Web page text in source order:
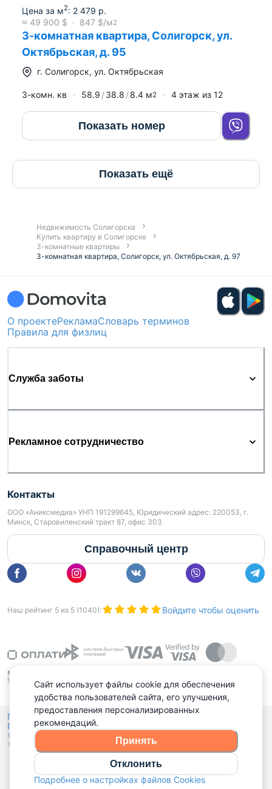
Цена за м2: 2 479 р.
≈ 49 900 $ 847 $/м2
3-комнатная квартира, Солигорск, ул.
Октябрьская, д. 95
г. Солигорск, ул. Октябрьская
3-комн. кв 58.9 38.8 8.4 м2 4 этаж из 12
Показать номер
Показать ещё
Недвижимость Солигорска
Купить квартиру в Солигорске
3-комнатные квартиры
3-комнатная квартира, Солигорск, ул. Октябрьская, д. 97
О проектеРекламаСловарь терминов
Правила для физлиц
Служба заботы
Рекламное сотрудничество
Контакты
ООО «Аниксмедиа» УНП 191299645, Юридический адрес: 220053, г.
Минск, Старовиленский тракт 87, офис 303
Справочный центр
Наш рейтинг 5 из 5 (1040): Войдите чтобы оценить
Политика конфиденциальности,
Политика обработки файлов куки и
© 2015 - 2026, Domovita.by. Копирование материалов допускается
только при наличии активной ссылки.
Сайт использует файлы cookie для обеспечения
удобства пользователей сайта, его улучшения,
предоставления персонализированных
рекомендаций.
Принять
Отклонить
Подробнее о настройках файлов Cookies